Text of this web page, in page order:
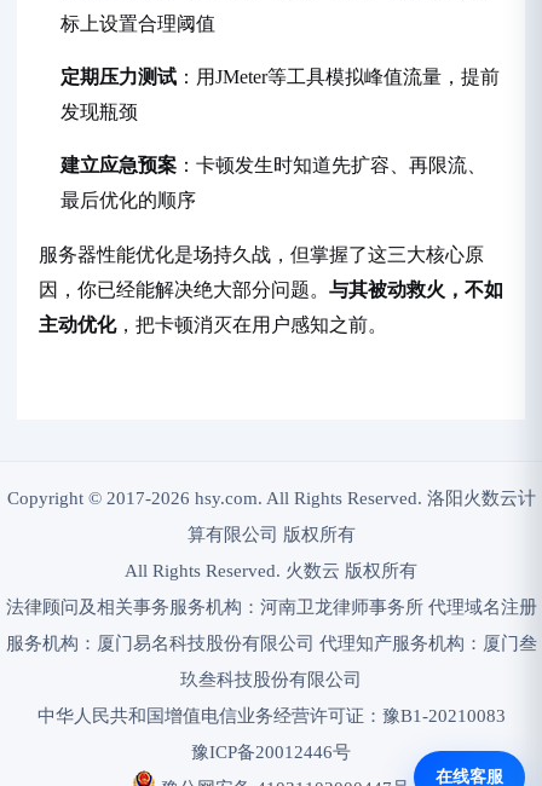
标上设置合理阈值
定期压力测试 ：用JMeter等工具模拟峰值流量，提前
发现瓶颈
建立应急预案 ：卡顿发生时知道先扩容、再限流、
最后优化的顺序
服务器性能优化是场持久战，但掌握了这三大核心原
因，你已经能解决绝大部分问题。 与其被动救火，不如
主动优化，把卡顿消灭在用户感知之前。
在线客服
Copyright © 2017-2026 hsy.com. All Rights Reserved. 洛阳火数云计
算有限公司 版权所有
All Rights Reserved. 火数云 版权所有
法律顾问及相关事务服务机构：河南卫龙律师事务所 代理域名注册
服务机构：厦门易名科技股份有限公司 代理知产服务机构：厦门叁
玖叁科技股份有限公司
中华人民共和国增值电信业务经营许可证：豫B1-20210083
豫ICP备20012446号